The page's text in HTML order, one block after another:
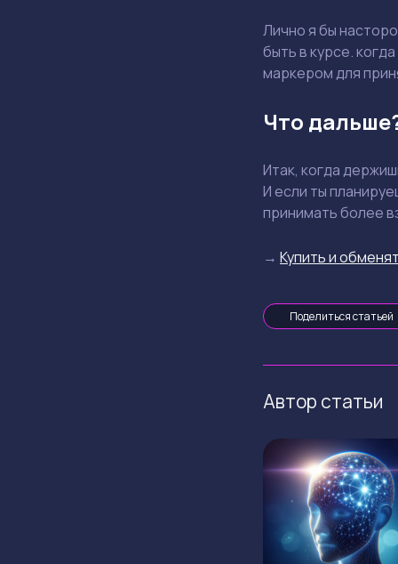
Лично я бы
быть в курсе.
маркером для
Что
Итак, когда
И если ты
принимать более
→ Купить и
Поделиться статьей
Автор статьи